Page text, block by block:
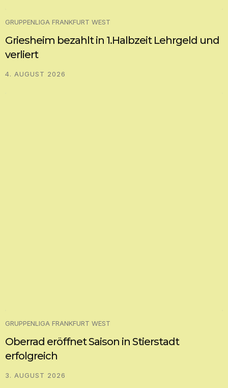
GRUPPENLIGA FRANKFURT WEST
Griesheim bezahlt in 1.Halbzeit Lehrgeld und
verliert
4. AUGUST 2026
GRUPPENLIGA FRANKFURT WEST
Oberrad eröffnet Saison in Stierstadt
erfolgreich
3. AUGUST 2026